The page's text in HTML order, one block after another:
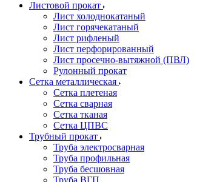
Листовой прокат
Лист холоднокатаный
Лист горячекатаный
Лист рифленый
Лист перфорированный
Лист просечно-вытяжной (ПВЛ)
Рулонный прокат
Сетка металлическая
Сетка плетеная
Сетка сварная
Сетка тканая
Сетка ЦПВС
Трубный прокат
Труба электросварная
Труба профильная
Труба бесшовная
Труба ВГП